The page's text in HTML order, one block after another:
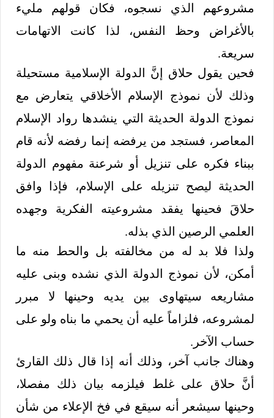
مشروعهم الذي نسجوه، فكان قولهم مليء
بالأغراض وحظ النفس، لذا كانت الاتهامات
سريعة.
فحين يقول حلاق إنَّ الدولة الإسلامية مستحيلة
وذلك لأن نموذج الإسلام الأخلاقي يتعارض مع
نموذج الدولة الحديثة التي ينشدها رواد الإسلام
المعاصر، فستجد من يرفضه إنما رفضه لأنه قام
ببناء فكره على تنزيل أو شرعنة مفهوم الدولة
الحديثة ليصح تنزيله على الإسلام، فإذا وافق
حلاقَ فحينها يفقد مشروعيته الفكرية وجهده
العلمي الرصين الذي بذله.
ولذا فلا بد له من مخالفته بل والحط منه ما
أمكن، لأن نموذج الدولة الذي نشده وبنى عليه
مشاريعه سيتهاوى بين يديه وحينها لا مبرر
لمشروعه، فلزاماً عليه أن يحمي ما بناه ولو على
حساب الآخر.
وهناك جانب آخر، وذلك أنه إذا قال ذلك القارئ
أنَّ حلاق على غلط فيلزمه بيان ذلك مفصلا،
وحينها سيشعر أنه سيقع في فخ الإعلاء من شأن